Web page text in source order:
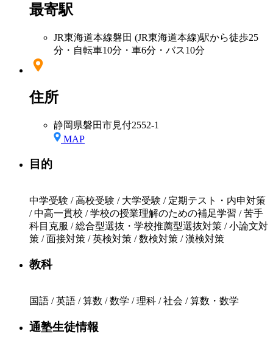
最寄駅
JR東海道本線磐田 (JR東海道本線)駅から徒歩25
分・自転車10分・車6分・バス10分
住所
静岡県磐田市見付2552-1
MAP
目的
中学受験 / 高校受験 / 大学受験 / 定期テスト・内申対策
/ 中高一貫校 / 学校の授業理解のための補足学習 / 苦手
科目克服 / 総合型選抜・学校推薦型選抜対策 / 小論文対
策 / 面接対策 / 英検対策 / 数検対策 / 漢検対策
教科
国語 / 英語 / 算数 / 数学 / 理科 / 社会 / 算数・数学
通塾生徒情報